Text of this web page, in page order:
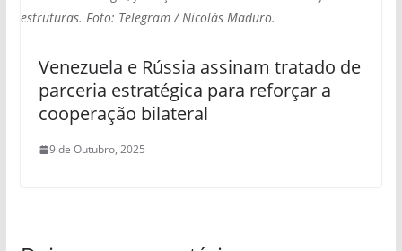
estruturas. Foto: Telegram / Nicolás Maduro.
Venezuela e Rússia assinam tratado de
parceria estratégica para reforçar a
cooperação bilateral
9 de Outubro, 2025